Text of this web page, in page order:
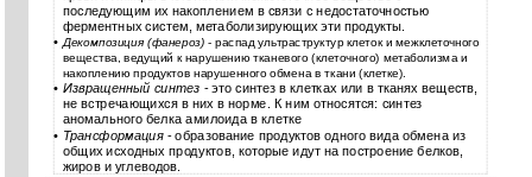
последующим их накоплением в связи с недостаточностью
ферментных систем, метаболизирующих эти продукты.
• Декомпозиция (фанероз)- распад ультраструктур клеток и межклеточного
вещества, ведущий к нарушению тканевого (клеточного) метаболизма и
накоплению продуктов нарушенного обмена в ткани (клетке).
• Извращенный синтез - это синтез в клетках или в тканях веществ,
не встречающихся в них в норме. К ним относятся: синтез
аномального белка амилоида в клетке
• Трансформация - образование продуктов одного вида обмена из
общих исходных продуктов, которые идут на построение белков,
жиров и углеводов.